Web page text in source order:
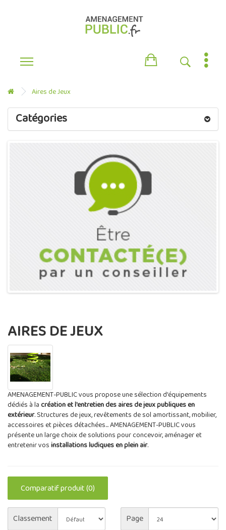
Aires de Jeux
Catégories
AIRES DE JEUX
AMENAGEMENT-PUBLIC vous propose une sélection d'équipements
dédiés à lacréation et l'entretien des aires de jeux publiques en
extérieur. Structures de jeux, revêtements de sol amortissant, mobilier,
accessoires et pièces détachées... AMENAGEMENT-PUBLIC vous
présente un large choix de solutions pour concevoir, aménager et
entretenir vosinstallations ludiques en plein air.
Comparatif produit (0)
Classement Page